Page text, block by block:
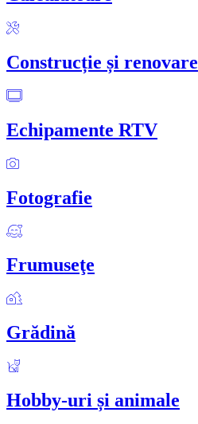
Construcție și renovare
Echipamente RTV
Fotografie
Frumuseţe
Grădină
Hobby-uri și animale